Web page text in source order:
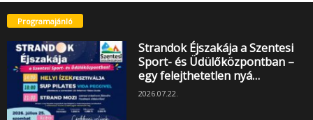
Programajánló
Strandok Éjszakája a Szentesi
Sport- és Üdülőközpontban –
egy felejthetetlen nyá…
2026.07.22.